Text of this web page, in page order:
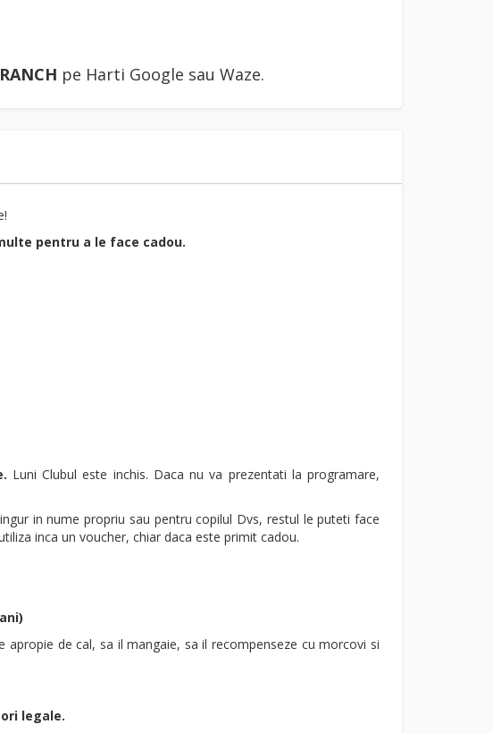
pe Harti Google sau Waze.
pentru a le face cadou.
Luni Clubul este inchis. Daca nu va prezentati la programare,
in nume propriu sau pentru copilul Dvs, restul le puteti face
inca un voucher, chiar daca este primit cadou.
de cal, sa il mangaie, sa il recompenseze cu morcovi si
legale.